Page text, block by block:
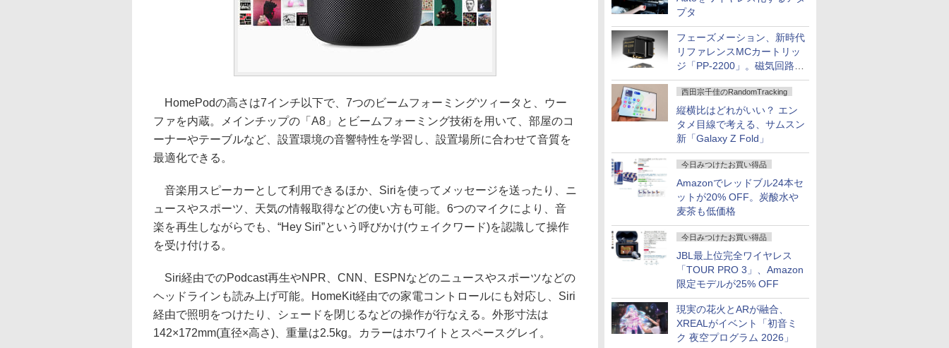
プタ
フェーズメーション、新時代
リファレンスMCカートリッ
ジ「PP-2200」。磁気回路や
ハウジングを根本から見直し
西田宗千佳のRandomTracking
縦横比はどれがいい？ エン
タメ目線で考える、サムスン
新「Galaxy Z Fold」
今日みつけたお買い得品
Amazonでレッドブル24本セ
ットが20% OFF。炭酸水や
麦茶も低価格
今日みつけたお買い得品
JBL最上位完全ワイヤレス
「TOUR PRO 3」、Amazon
限定モデルが25% OFF
現実の花火とARが融合、
XREALがイベント「初音ミ
ク 夜空プログラム 2026」
HomePodの高さは7インチ以下で、7つのビームフォーミングツィータと、ウー
ファを内蔵。メインチップの「A8」とビームフォーミング技術を用いて、部屋のコ
ーナーやテーブルなど、設置環境の音響特性を学習し、設置場所に合わせて音質を
最適化できる。
音楽用スピーカーとして利用できるほか、Siriを使ってメッセージを送ったり、ニ
ュースやスポーツ、天気の情報取得などの使い方も可能。6つのマイクにより、音
楽を再生しながらでも、“Hey Siri”という呼びかけ(ウェイクワード)を認識して操作
を受け付ける。
Siri経由でのPodcast再生やNPR、CNN、ESPNなどのニュースやスポーツなどの
ヘッドラインも読み上げ可能。HomeKit経由での家電コントロールにも対応し、Siri
経由で照明をつけたり、シェードを閉じるなどの操作が行なえる。外形寸法は
142×172mm(直径×高さ)、重量は2.5kg。カラーはホワイトとスペースグレイ。